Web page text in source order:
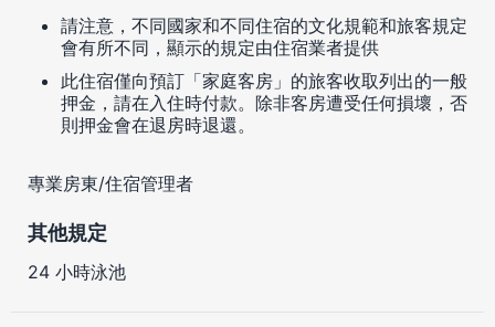
請注意，不同國家和不同住宿的文化規範和旅客規定
會有所不同，顯示的規定由住宿業者提供
此住宿僅向預訂「家庭客房」的旅客收取列出的一般
押金，請在入住時付款。除非客房遭受任何損壞，否
則押金會在退房時退還。
專業房東/住宿管理者
其他規定
24 小時泳池